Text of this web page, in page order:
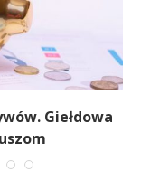
Giełdowa